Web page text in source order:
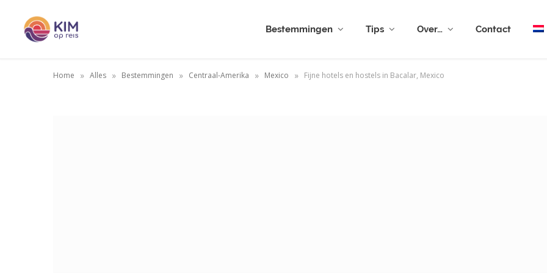
Bestemmingen Tips Over… Contact
Home » Alles » Bestemmingen » Centraal-Amerika » Mexico » Fijne hotels en hostels in Bacalar, Mexico